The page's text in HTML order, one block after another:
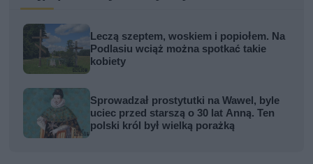
Leczą szeptem, woskiem i popiołem. Na
Podlasiu wciąż można spotkać takie
kobiety
Sprowadzał prostytutki na Wawel, byle
uciec przed starszą o 30 lat Anną. Ten
polski król był wielką porażką